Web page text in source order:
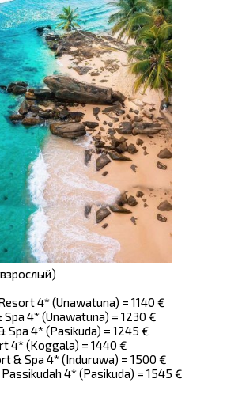
4* (Unawatuna) = 1140 €
4* (Unawatuna) = 1230 €
Spa 4* (Pasikuda) = 1245 €
4* (Koggala) = 1440 €
& Spa 4* (Induruwa) = 1500 €
4* (Pasikuda) = 1545 €